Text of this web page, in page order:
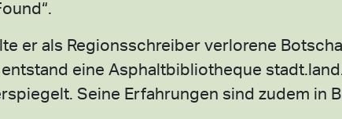
er als Regionsschreiber verlorene
eine Asphaltbibliotheque
Seine Erfahrungen sind zudem in